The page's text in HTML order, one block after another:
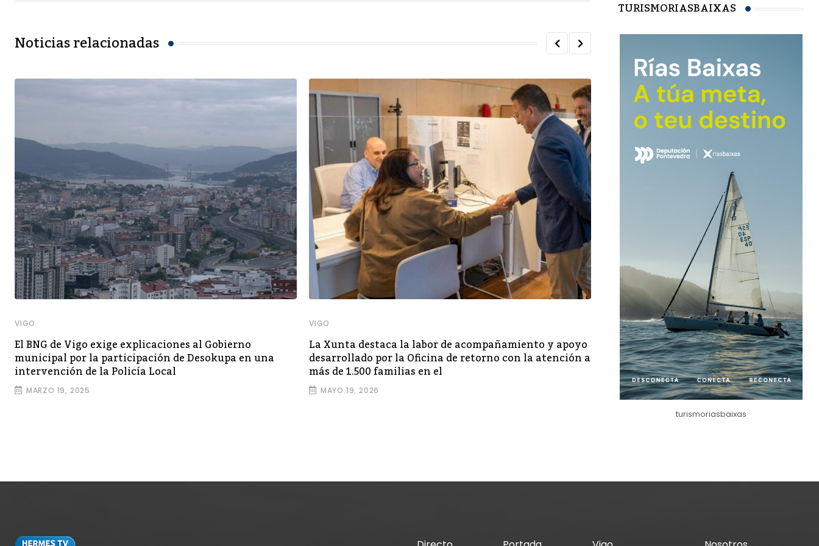
Noticias relacionadas
VIGO
El BNG de Vigo exige explicaciones al Gobierno
municipal por la participación de Desokupa en una
intervención de la Policía Local
MARZO 19, 2025
VIGO
La Xunta destaca la labor de acompañamiento y apoyo
desarrollado por la Oficina de retorno con la atención a
más de 1.500 familias en el
MAYO 19, 2026
SUCESOS
La Policía Nacional detiene a nueve
implicadas en el secuestro de dos
FEBRERO 9, 2024
TURISMORIASBAIXAS
turismoriasbaixas